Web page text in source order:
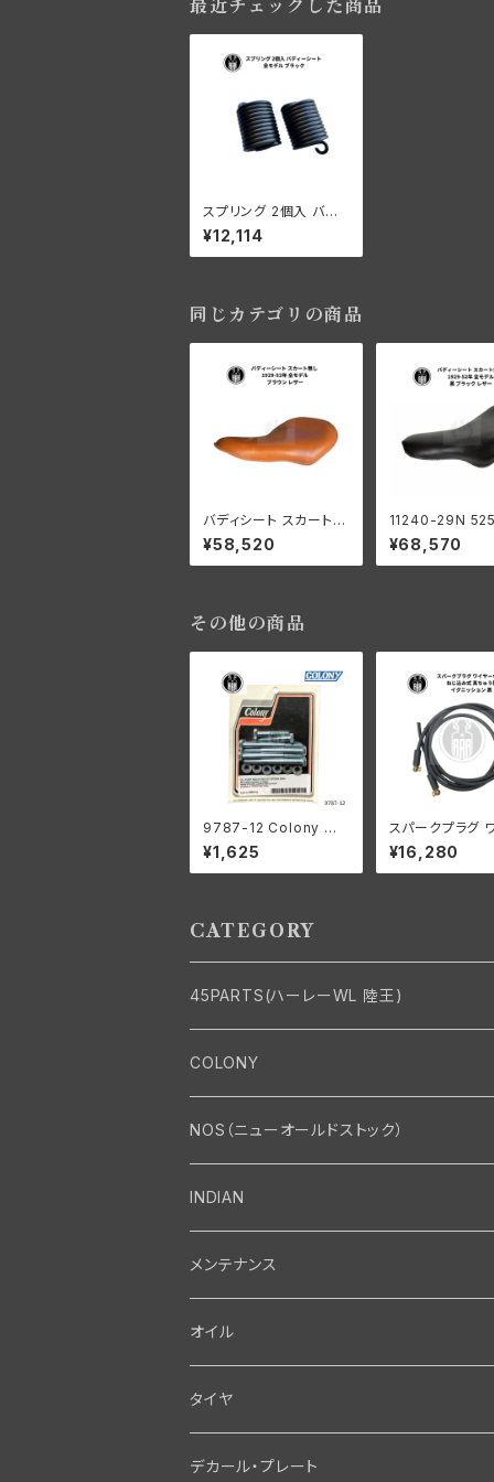
最近チェックした商品
スプリング 2個入 バディ
ーシート ハーレーダビ
ッドソン 全モデル ブラッ
ク
¥12,114
同じカテゴリの商品
バディシート スカート無
し ハーレーダビッドソン
1929-52年 全モデル
ブラウン
¥58,520
11240-29N
9 サドル バディ
スカート無し ハ
ダビッドソン
¥68,570
その他の商品
9787-12 Colony コ
ロニー オイルポンプ マ
ウント キット 亜鉛メッキ
ハーレーダビッドソン 1
¥1,625
スパークプラグ
ーキット ねじ込
ちゅう製 イグニ
黒 ハーレーダビ
¥16,280
CATEGORY
45PARTS(ハーレーWL 陸王)
エンジン
エンジン・シリンダーヘッド
バルブ・タペット関係
マフラー・インテーク・キャブレター
マフラー関係
インテーク・キャブレター関係
エレクトリカル
ジェネレーター関係
ディストリビューター関係
駆動系
ドライブチェーン関係
スプロケット・ベルトドライブキット
フロントフォーク・フレーム
フロントフォーク関係
ソフテイル用 New Springer Fork
シート・サドルバッグ
シートポスト関係
ハンドルバー・タンク・フェンダー
COLONY
Bolt・Nut
Nut
Screw
Front End・Rear End
Wheel-Brake
Fork-Shockabsorber
Motor
Motor
Carbrator
Transmission・Primary
Transmission-Shifter
Primary-clutch-Kickstarter
Gastank・Oiltank
Oilline
Electrical
NOS（ニューオールドストック）
INDIAN
メンテナンス
オイル
タイヤ
デカール・プレート